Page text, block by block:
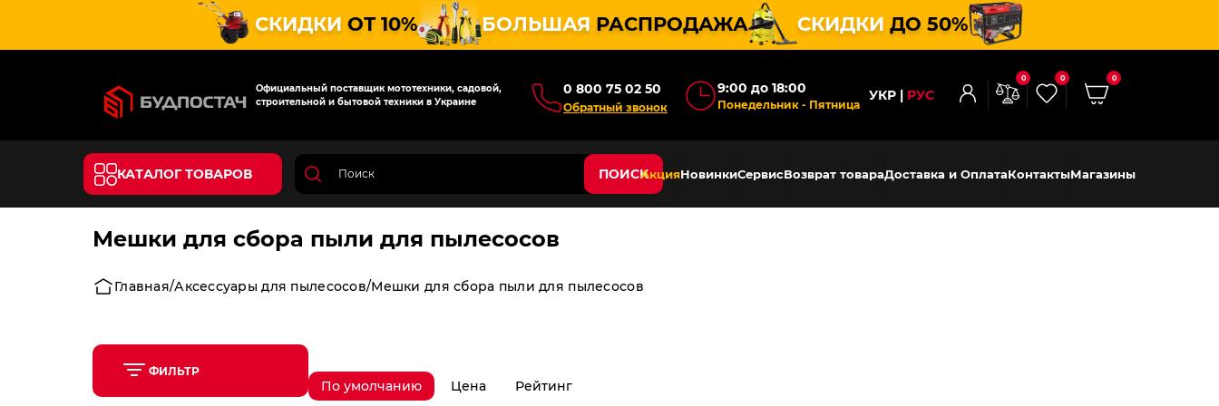
СКИДКИ ОТ 10% БОЛЬШАЯ РАСПРОДАЖА СКИДКИ ДО 50%
Официальный поставщик мототехники, садовой,
строительной и бытовой техники в Украине
0 800 75 02 50
Обратный звонок
9:00 до 18:00
Понедельник - Пятница
УКР РУС
0 0 0
КАТАЛОГ ТОВАРОВ ПОИСКАкцияНовинкиСервисВозврат товараДоставка и ОплатаКонтактыМагазины
Мешки для сбора пыли для пылесосов
Главная Аксессуары для пылесосов Мешки для сбора пыли для пылесосов
ФИЛЬТР
По умолчанию Цена Рейтинг